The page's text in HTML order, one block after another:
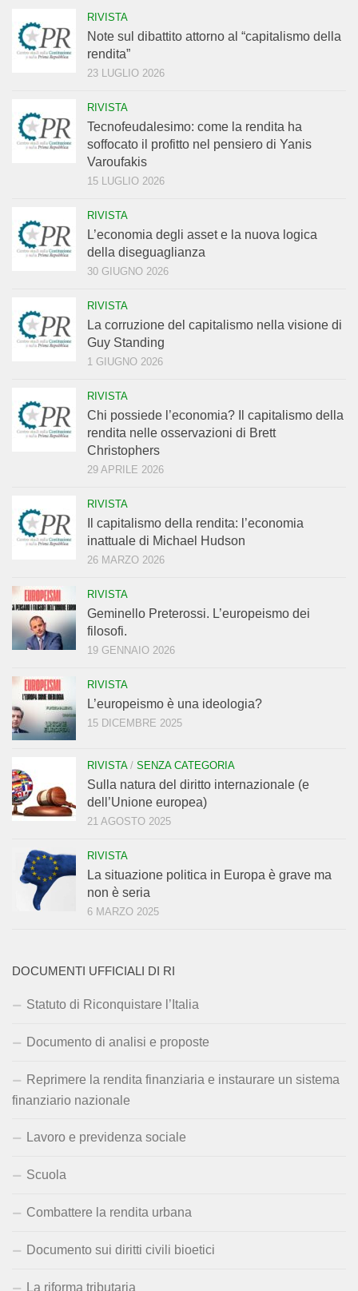
RIVISTA
Note sul dibattito attorno al “capitalismo della
rendita”
23 LUGLIO 2026
RIVISTA
Tecnofeudalesimo: come la rendita ha
soffocato il profitto nel pensiero di Yanis
Varoufakis
15 LUGLIO 2026
RIVISTA
L’economia degli asset e la nuova logica
della diseguaglianza
30 GIUGNO 2026
RIVISTA
La corruzione del capitalismo nella visione di
Guy Standing
1 GIUGNO 2026
RIVISTA
Chi possiede l’economia? Il capitalismo della
rendita nelle osservazioni di Brett
Christophers
29 APRILE 2026
RIVISTA
Il capitalismo della rendita: l’economia
inattuale di Michael Hudson
26 MARZO 2026
RIVISTA
Geminello Preterossi. L’europeismo dei
filosofi.
19 GENNAIO 2026
RIVISTA
L’europeismo è una ideologia?
15 DICEMBRE 2025
RIVISTA/ SENZA CATEGORIA
Sulla natura del diritto internazionale (e
dell’Unione europea)
21 AGOSTO 2025
RIVISTA
La situazione politica in Europa è grave ma
non è seria
6 MARZO 2025
DOCUMENTI UFFICIALI DI RI
Statuto di Riconquistare l’Italia
Documento di analisi e proposte
Reprimere la rendita finanziaria e instaurare un sistema
finanziario nazionale
Lavoro e previdenza sociale
Scuola
Combattere la rendita urbana
Documento sui diritti civili bioetici
La riforma tributaria